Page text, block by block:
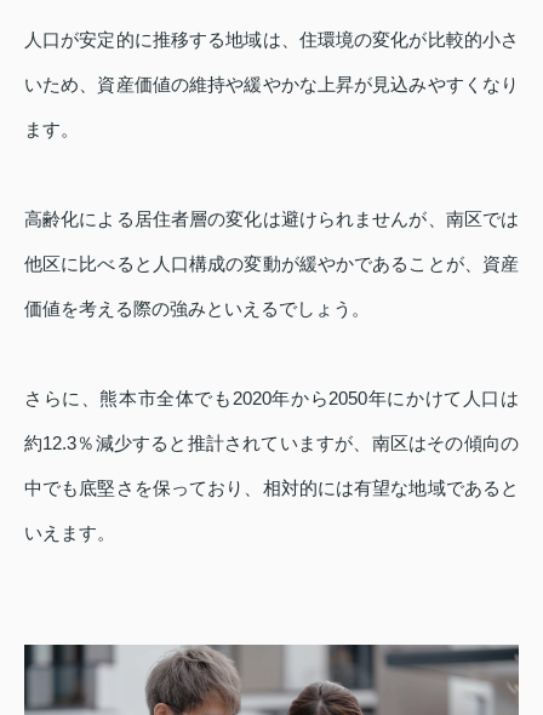
人口が安定的に推移する地域は、住環境の変化が比較的小さ
いため、資産価値の維持や緩やかな上昇が見込みやすくなり
ます。
高齢化による居住者層の変化は避けられませんが、南区では
他区に比べると人口構成の変動が緩やかであることが、資産
価値を考える際の強みといえるでしょう。
さらに、熊本市全体でも2020年から2050年にかけて人口は
約12.3％減少すると推計されていますが、南区はその傾向の
中でも底堅さを保っており、相対的には有望な地域であると
いえます。